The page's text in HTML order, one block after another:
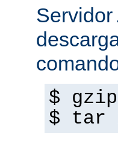
$
$ tar